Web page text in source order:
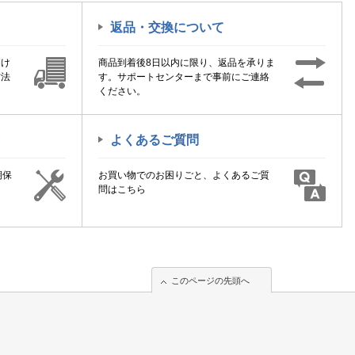
返品・交換について
商品到着後8日以内に限り、返品を承りま
す。サポートセンターまで事前にご連絡
ください。
保
よくあるご質問
お買い物でのお困りごと、よくあるご質
問はこちら
このページの先頭へ
このページの先頭へ